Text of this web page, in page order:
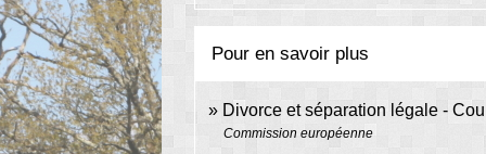
Pour en savoir plus
Divorce et séparation légale -
Commission européenne